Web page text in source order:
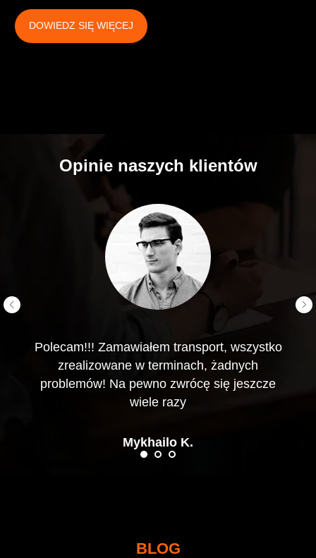
DOWIEDZ SIĘ WIĘCEJ
Opinie naszych klientów
Polecam!!! Zamawiałem transport, wszystko
zrealizowane w terminach, żadnych
problemów! Na pewno zwrócę się jeszcze
wiele razy
Mykhailo K.
BLOG